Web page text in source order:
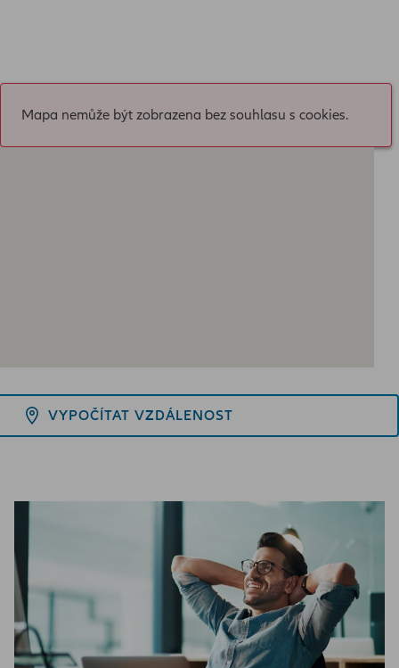
Mapa nemůže být zobrazena bez souhlasu s cookies.
VYPOČÍTAT VZDÁLENOST